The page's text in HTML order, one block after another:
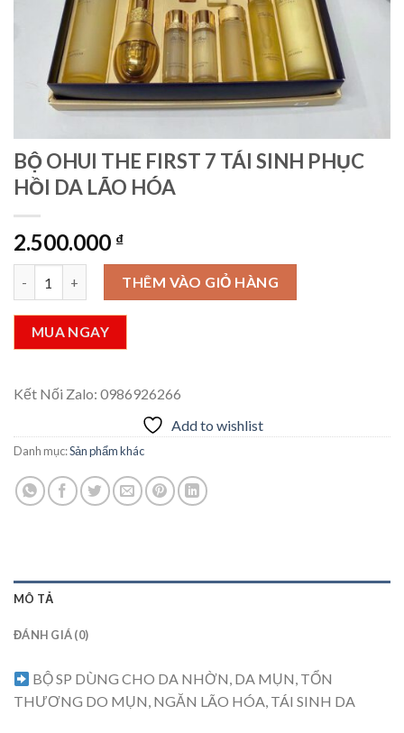
BỘ OHUI THE FIRST 7 TÁI SINH PHỤC
HỒI DA LÃO HÓA
2.500.000 ₫
BỘ OHUI THE FIRST 7 TÁI SINH PHỤC HỒI DA LÃO HÓA số
THÊM VÀO GIỎ HÀNG
MUA NGAY
Kết Nối Zalo: 0986926266
Add to wishlist
Danh mục:Sản phẩm khác
MÔ TẢ
ĐÁNH GIÁ (0)
BỘ SP DÙNG CHO DA NHỜN, DA MỤN, TỔN
THƯƠNG DO MỤN, NGĂN LÃO HÓA, TÁI SINH DA